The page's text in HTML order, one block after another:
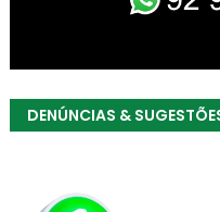
DENÚNCIAS &